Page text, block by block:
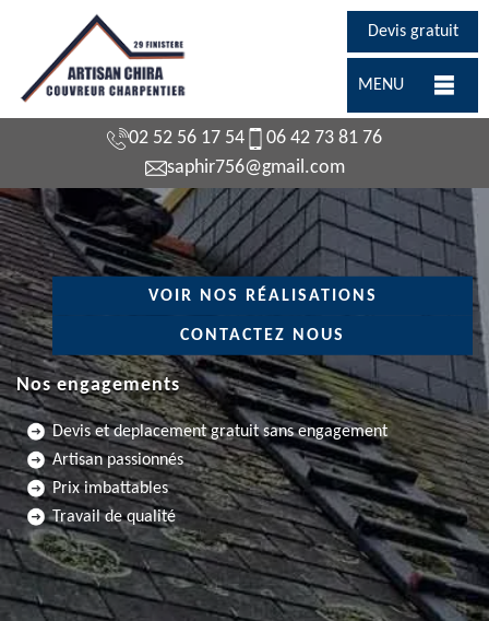
Devis gratuit
MENU
02 52 56 17 54
06 42 73 81 76
saphir756@gmail.com
VOIR NOS RÉALISATIONS
CONTACTEZ NOUS
Nos engagements
Devis et deplacement gratuit sans engagement
Artisan passionnés
Prix imbattables
Travail de qualité